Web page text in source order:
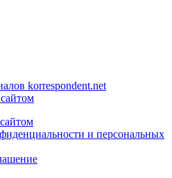
korrespondent.net
и персональных